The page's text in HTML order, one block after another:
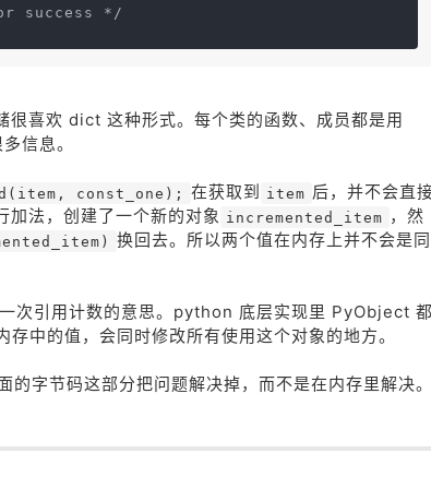
success */
喜欢 dict 这种形式。每个类的函数、成员都是用
信息。
const_one); 在获取到 item 后，并不会直
加法，创建了一个新的对象 incremented_item ，然
换回去。所以两个值在内存上并不会是同
次引用计数的意思。python 底层实现里 PyObject 都
中的值，会同时修改所有使用这个对象的地方。
字节码这部分把问题解决掉，而不是在内存里解决。